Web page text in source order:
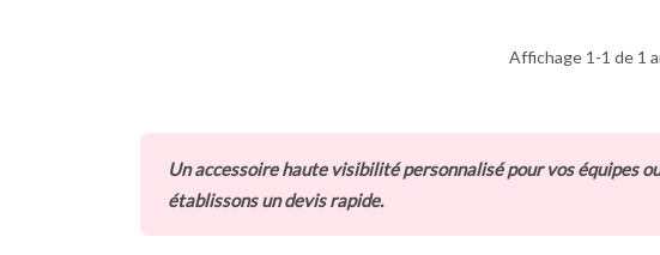
Affichage 1-1 de 1
Un accessoire haute visibilité personnalisé pour vos équipes
établissons un devis rapide.